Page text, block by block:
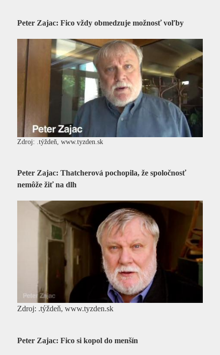
Peter Zajac: Fico vždy obmedzuje možnosť voľby
Zdroj: .týždeň, www.tyzden.sk
Peter Zajac: Thatcherová pochopila, že spoločnosť
nemôže žiť na dlh
Zdroj: .týždeň, www.tyzden.sk
Peter Zajac: Fico si kopol do menšín